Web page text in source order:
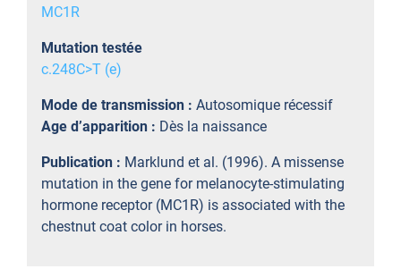
MC1R
Mutation testée
c.248C>T (e)
Mode de transmission : Autosomique récessif
Age d’apparition : Dès la naissance
Publication : Marklund et al. (1996). A missense
mutation in the gene for melanocyte-stimulating
hormone receptor (MC1R) is associated with the
chestnut coat color in horses.